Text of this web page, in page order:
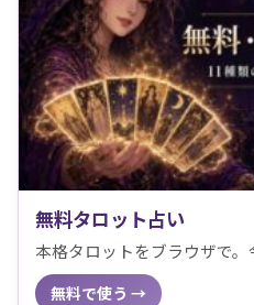
無料タロット占い
本格タロットをブラウザで。
無料で使う →